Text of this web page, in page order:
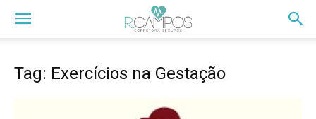
Tag: Exercícios na Gestação